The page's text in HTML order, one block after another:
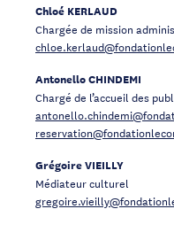
Chloé KERLAUD
Chargée de mission
Antonello CHINDEMI
Chargé de l’accueil des
Grégoire VIEILLY
Médiateur culturel